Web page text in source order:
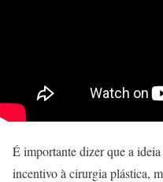
É importante dizer que a
incentivo à cirurgia plástica,